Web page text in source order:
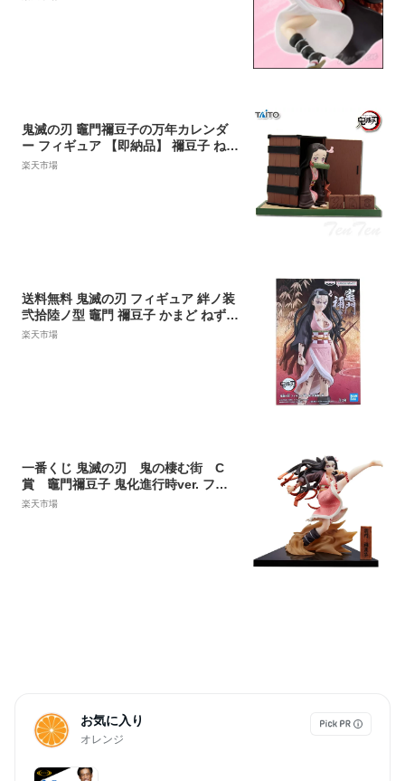
鬼滅の刃 竈門禰豆子の万年カレンダ
ー フィギュア 【即納品】 禰豆子 ねず
こ プライズ フィギュア タイトー
楽天市場
送料無料 鬼滅の刃 フィギュア 絆ノ装
弐拾陸ノ型 竈門 禰豆子 かまど ねずこ
鬼化進行時 単品 きめつのやいば きめ
楽天市場
一番くじ 鬼滅の刃 鬼の棲む街 C
賞 竈門禰豆子 鬼化進行時ver. フィ
ギュア
楽天市場
お気に入り
オレンジ